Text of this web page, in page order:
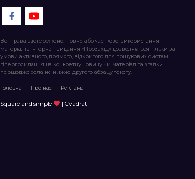
Всі права застережено. Повне або часткове використання
матеріалів інтернет-видання «ПроЗахід» дозволяється тільки за
умови активного, прямого, відкритого для пошукових систем
гіперпосилання на конкретну новину чи матеріал та згадки
першоджерела не нижче другого абзацу тексту.
Головна Про нас Реклама
Square and simple | Cvadrat